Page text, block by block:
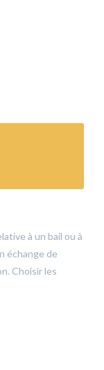
à un bail ou à
échange de
Choisir les